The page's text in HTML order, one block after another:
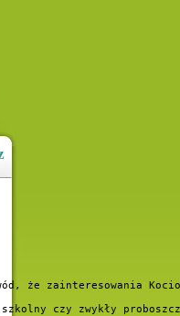
zainteresowania
czy zwykły